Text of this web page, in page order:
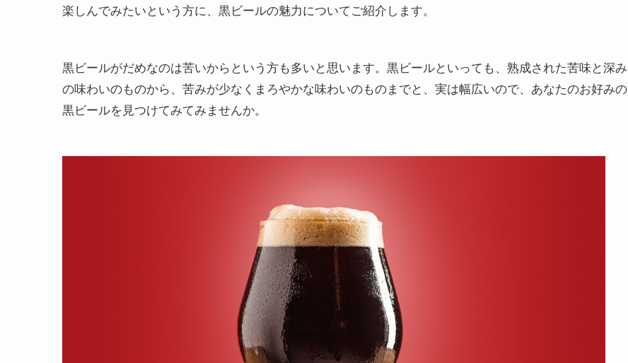
楽しんでみたいという方に、黒ビールの魅力についてご紹介します。
黒ビールがだめなのは苦いからという方も多いと思います。黒ビールといっても、熟成された苦味と深み
の味わいのものから、苦みが少なくまろやかな味わいのものまでと、実は幅広いので、あなたのお好みの
黒ビールを見つけてみてみませんか。